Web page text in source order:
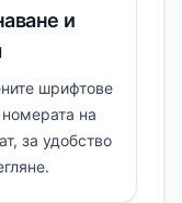
и
шрифтове
на
за удобство